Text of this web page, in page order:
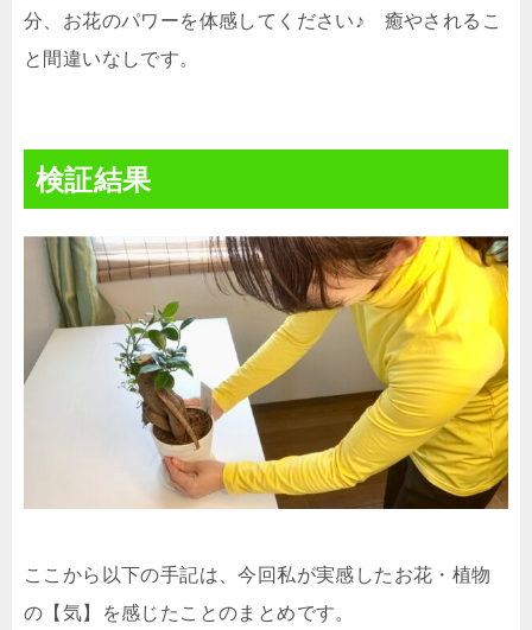
分、お花のパワーを体感してください♪ 癒やされるこ
と間違いなしです。
検証結果
ここから以下の手記は、今回私が実感したお花・植物
の【気】を感じたことのまとめです。